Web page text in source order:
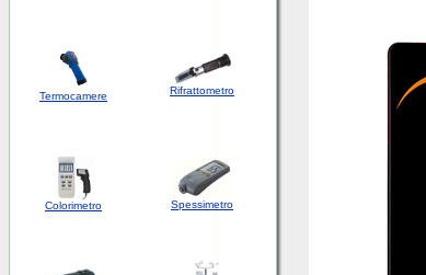
Termocamere Rifrattometro
Colorimetro Spessimetro